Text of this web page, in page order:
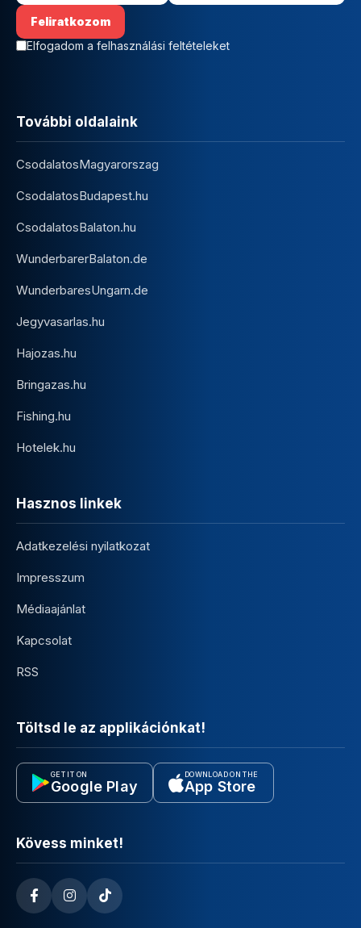
Elfogadom a felhasználási feltételeket
További oldalaink
CsodalatosMagyarorszag
CsodalatosBudapest.hu
CsodalatosBalaton.hu
WunderbarerBalaton.de
WunderbaresUngarn.de
Jegyvasarlas.hu
Hajozas.hu
Bringazas.hu
Fishing.hu
Hotelek.hu
Hasznos linkek
Adatkezelési nyilatkozat
Impresszum
Médiaajánlat
Kapcsolat
RSS
Töltsd le az applikációnkat!
GET IT ON
Google Play
DOWNLOAD ON THE
App Store
Kövess minket!